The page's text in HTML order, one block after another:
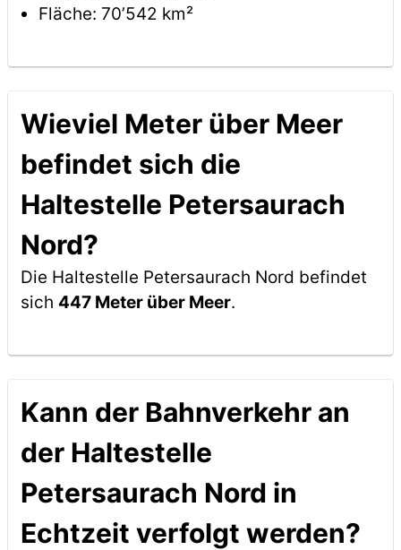
Fläche: 70’542 km²
Wieviel Meter über Meer
befindet sich die
Haltestelle Petersaurach
Nord?
Die Haltestelle Petersaurach Nord befindet
sich 447 Meter über Meer.
Kann der Bahnverkehr an
der Haltestelle
Petersaurach Nord in
Echtzeit verfolgt werden?